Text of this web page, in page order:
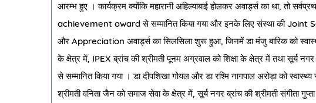
आरम्भ हुए । कार्यक्रम क्योंकि महारानी अहिल्याबाई होलकर अवार्ड्स का था,तो
achievement awardसे सम्मानित किया गया और इनके लिए संस्था कीJoint
और Appreciation अवार्ड्स का सिलसिला शुरू हुआ,जिनमें डा मंजु बारिक को
के क्षेत्र में, IPEXब्रांच की श्रीमती पूनम अग्रवाल को शिक्षा के क्षेत्र में तथा सूर्य
से सम्मानित किया गया । डा दीपशिखा गोयल और डा रश्मि नागपाल अरोड़ा को
श्रीमती वनिता जैन को समाज सेवा के क्षेत्र में,सूर्य नगर ब्रांच की श्रीमती संगीता